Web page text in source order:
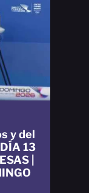
y del
13
|